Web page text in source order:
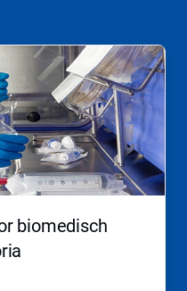
biomedisch